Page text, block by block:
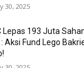
30, 2025
Lepas 193 Juta
: Aksi Fund Lego